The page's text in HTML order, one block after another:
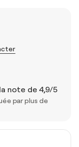
note de 4,9/5
par plus de